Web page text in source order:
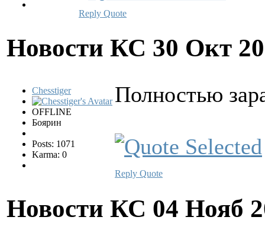
Reply Quote
Новости КС 30 Окт
Chesstiger
OFFLINE
Боярин
Posts: 1071
Karma: 0
Полностью
Reply Quote
Новости КС 04 Нояб